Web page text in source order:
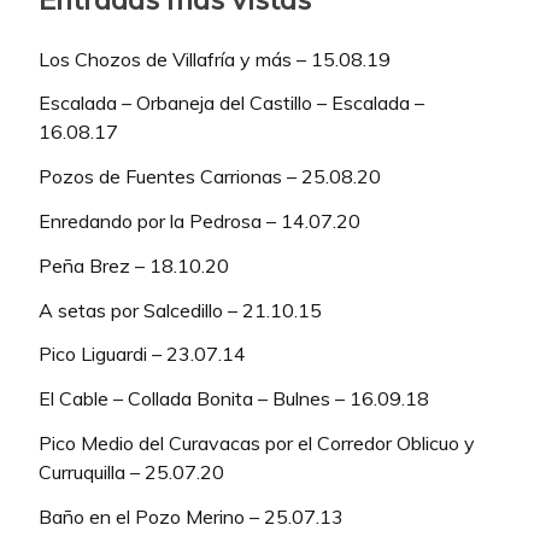
Los Chozos de Villafría y más – 15.08.19
Escalada – Orbaneja del Castillo – Escalada –
16.08.17
Pozos de Fuentes Carrionas – 25.08.20
Enredando por la Pedrosa – 14.07.20
Peña Brez – 18.10.20
A setas por Salcedillo – 21.10.15
Pico Liguardi – 23.07.14
El Cable – Collada Bonita – Bulnes – 16.09.18
Pico Medio del Curavacas por el Corredor Oblicuo y
Curruquilla – 25.07.20
Baño en el Pozo Merino – 25.07.13